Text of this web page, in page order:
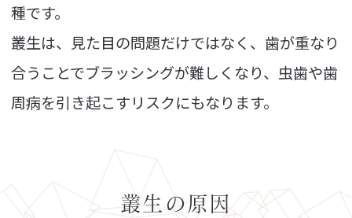
種です。
叢生は、見た目の問題だけではなく、歯が重なり
合うことでブラッシングが難しくなり、虫歯や歯
周病を引き起こすリスクにもなります。
叢生の原因